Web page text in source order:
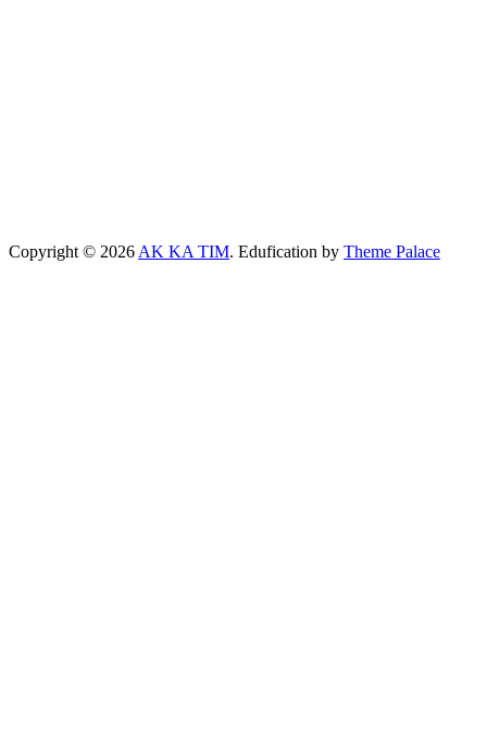
Copyright © 2026 AK KA TIM. Edufication by Theme Palace